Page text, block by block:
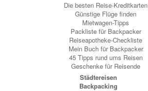
Die besten Reise-Kreditkarten
Günstige Flüge finden
Mietwagen-Tipps
Packliste für Backpacker
Reiseapotheke-Checkliste
Mein Buch für Backpacker
45 Tipps rund ums Reisen
Geschenke für Reisende
Städtereisen
Backpacking